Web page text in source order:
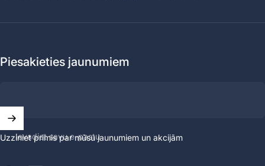
Piesakieties jaunumiem
Ievadiet savu e-pastu
Uzziniet primis par mūsu jaunumiem un akcijām